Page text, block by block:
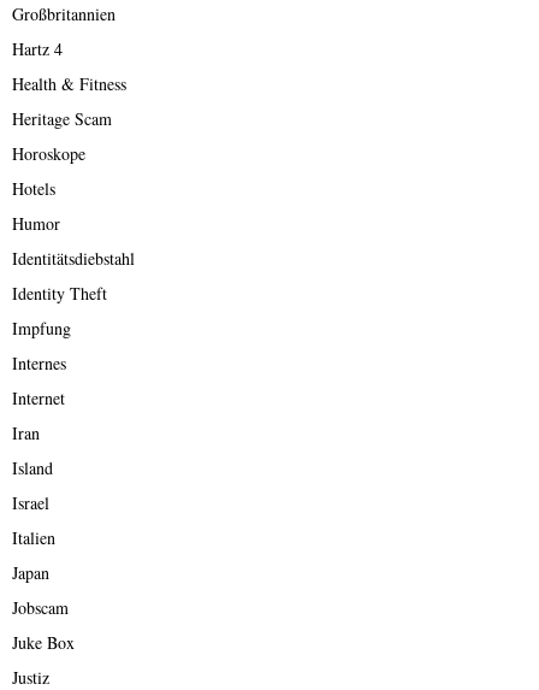
Großbritannien
Hartz 4
Health & Fitness
Heritage Scam
Horoskope
Hotels
Humor
Identitätsdiebstahl
Identity Theft
Impfung
Internes
Internet
Iran
Island
Israel
Italien
Japan
Jobscam
Juke Box
Justiz